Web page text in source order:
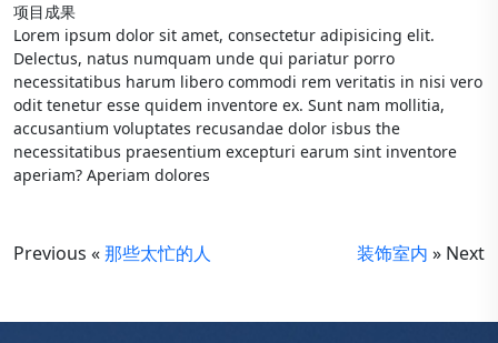
项目成果
Lorem ipsum dolor sit amet, consectetur adipisicing elit.
Delectus, natus numquam unde qui pariatur porro
necessitatibus harum libero commodi rem veritatis in nisi vero
odit tenetur esse quidem inventore ex. Sunt nam mollitia,
accusantium voluptates recusandae dolor isbus the
necessitatibus praesentium excepturi earum sint inventore
aperiam? Aperiam dolores
Previous «那些太忙的人 装饰室内 » Next